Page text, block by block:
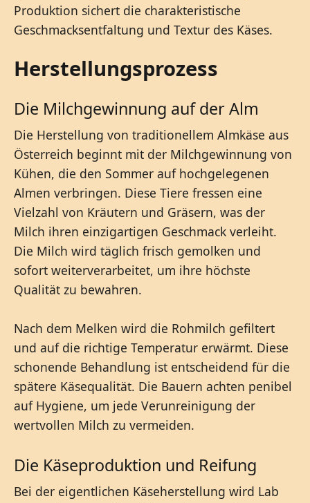
Produktion sichert die charakteristische
Geschmacksentfaltung und Textur des Käses.
Herstellungsprozess
Die Milchgewinnung auf der Alm
Die Herstellung von traditionellem Almkäse aus
Österreich beginnt mit der Milchgewinnung von
Kühen, die den Sommer auf hochgelegenen
Almen verbringen. Diese Tiere fressen eine
Vielzahl von Kräutern und Gräsern, was der
Milch ihren einzigartigen Geschmack verleiht.
Die Milch wird täglich frisch gemolken und
sofort weiterverarbeitet, um ihre höchste
Qualität zu bewahren.
Nach dem Melken wird die Rohmilch gefiltert
und auf die richtige Temperatur erwärmt. Diese
schonende Behandlung ist entscheidend für die
spätere Käsequalität. Die Bauern achten penibel
auf Hygiene, um jede Verunreinigung der
wertvollen Milch zu vermeiden.
Die Käseproduktion und Reifung
Bei der eigentlichen Käseherstellung wird Lab